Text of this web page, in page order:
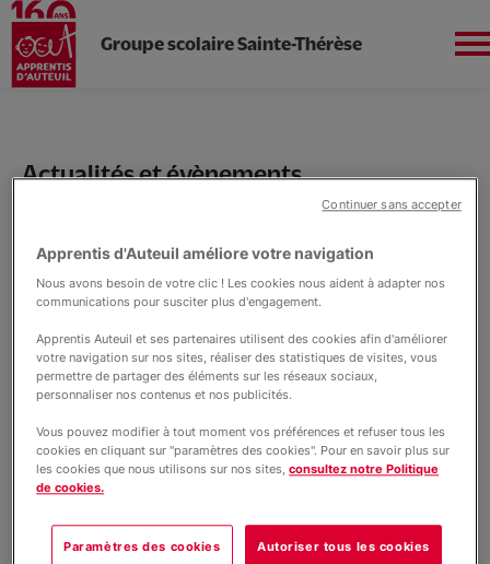
Groupe scolaire Sainte-Thérèse
Collège
ULIS
Ecole Hôtelière Sainte Thérèse
Actualités et évènements
Actualités Sainte Thérèse
Actualités
Apprentis d'Auteuil améliore votre navigation
Nous avons besoin de votre clic ! Les cookies nous aident à adapter nos
communications pour susciter plus d'engagement.
Apprentis Auteuil et ses partenaires utilisent des cookies afin d'améliorer
votre navigation sur nos sites, réaliser des statistiques de visites, vous
permettre de partager des éléments sur les réseaux sociaux,
personnaliser nos contenus et nos publicités.
Vous pouvez modifier à tout moment vos préférences et refuser tous les
cookies en cliquant sur "paramètres des cookies". Pour en savoir plus sur
les cookies que nous utilisons sur nos sites,consultez notre Politique
de cookies.
Paramètres des cookies Autoriser tous les cookies
Continuer sans accepter